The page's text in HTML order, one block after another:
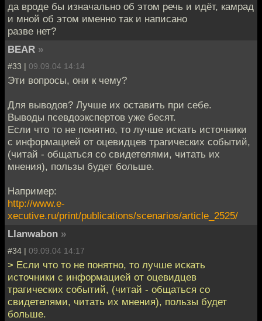
да вроде бы изначально об этом речь и идёт, камрад
и мной об этом именно так и написано
разве нет?
BEAR »
#33 | 09.09.04 14:14
Эти вопросы, они к чему?
Для выводов? Лучше их оставить при себе.
Выводы псевдоэкспертов уже бесят.
Если что то не понятно, то лучше искать источники
c информацией от оцевидцев трагических событий,
(читай - общаться со свидетелями, читать их
мнения), пользы будет больше.
Например:
http://www.e-
xecutive.ru/print/publications/scenarios/article_2525/
Llanwabon »
#34 | 09.09.04 14:17
> Если что то не понятно, то лучше искать
источники c информацией от оцевидцев
трагических событий, (читай - общаться со
свидетелями, читать их мнения), пользы будет
больше.